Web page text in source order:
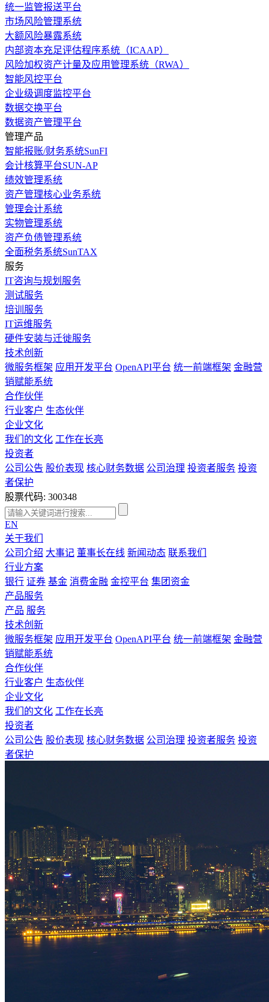
统一监管报送平台
市场风险管理系统
大额风险暴露系统
内部资本充足评估程序系统（ICAAP）
风险加权资产计量及应用管理系统（RWA）
智能风控平台
企业级调度监控平台
数据交换平台
数据资产管理平台
管理产品
智能报账/财务系统SunFI
会计核算平台SUN-AP
绩效管理系统
资产管理核心业务系统
管理会计系统
实物管理系统
资产负债管理系统
全面税务系统SunTAX
服务
IT咨询与规划服务
测试服务
培训服务
IT运维服务
硬件安装与迁徙服务
技术创新
微服务框架 应用开发平台 OpenAPI平台 统一前端框架 金融营
销赋能系统
合作伙伴
行业客户 生态伙伴
企业文化
我们的文化 工作在长亮
投资者
公司公告 股价表现 核心财务数据 公司治理 投资者服务 投资
者保护
股票代码: 300348
EN
关于我们
公司介绍 大事记 董事长在线 新闻动态 联系我们
行业方案
银行 证券 基金 消费金融 金控平台 集团资金
产品服务
产品 服务
技术创新
微服务框架 应用开发平台 OpenAPI平台 统一前端框架 金融营
销赋能系统
合作伙伴
行业客户 生态伙伴
企业文化
我们的文化 工作在长亮
投资者
公司公告 股价表现 核心财务数据 公司治理 投资者服务 投资
者保护